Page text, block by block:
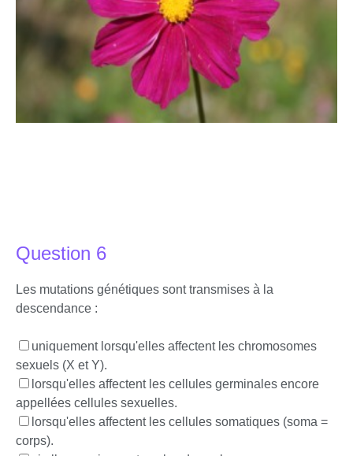
Question 6
Les mutations génétiques sont transmises à la
descendance :
uniquement lorsqu'elles affectent les chromosomes
sexuels (X et Y).
lorsqu'elles affectent les cellules germinales encore
appellées cellules sexuelles.
lorsqu'elles affectent les cellules somatiques (soma =
corps).